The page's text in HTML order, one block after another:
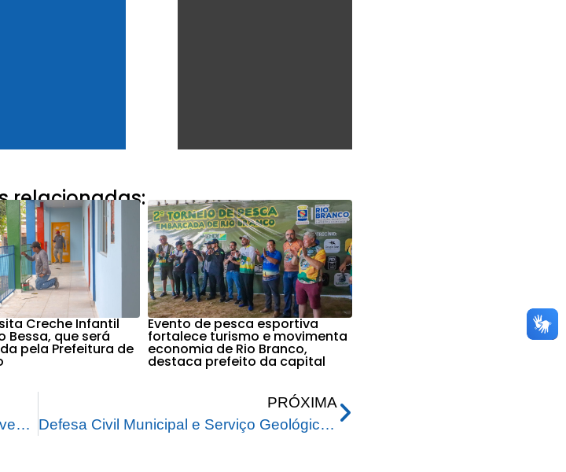
relacionadas:
Creche Infantil
Bessa, que será
pela Prefeitura de
Evento de pesca esportiva
fortalece turismo e movimenta
economia de Rio Branco,
destaca prefeito da capital
Prefeitura de Rio Branco participa de evento nacional sobre Governança Climática em Brasília
PRÓXIMA
Defesa Civil Municipal e Serviço Geológico do Brasil realizam mapeamento de áreas de risco em Rio Branco